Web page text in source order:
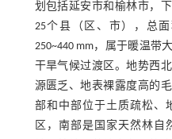
划包括延安市和榆林市，
25个县（区、市），总面
250~440 mm，属于暖温带
干旱气候过渡区。地势西
源匮乏、地表裸露度高的
部和中部位于土质疏松、
区，南部是国家天然林自